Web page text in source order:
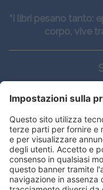
“I libri pesano tanto:
corpo, vive
Viale E.